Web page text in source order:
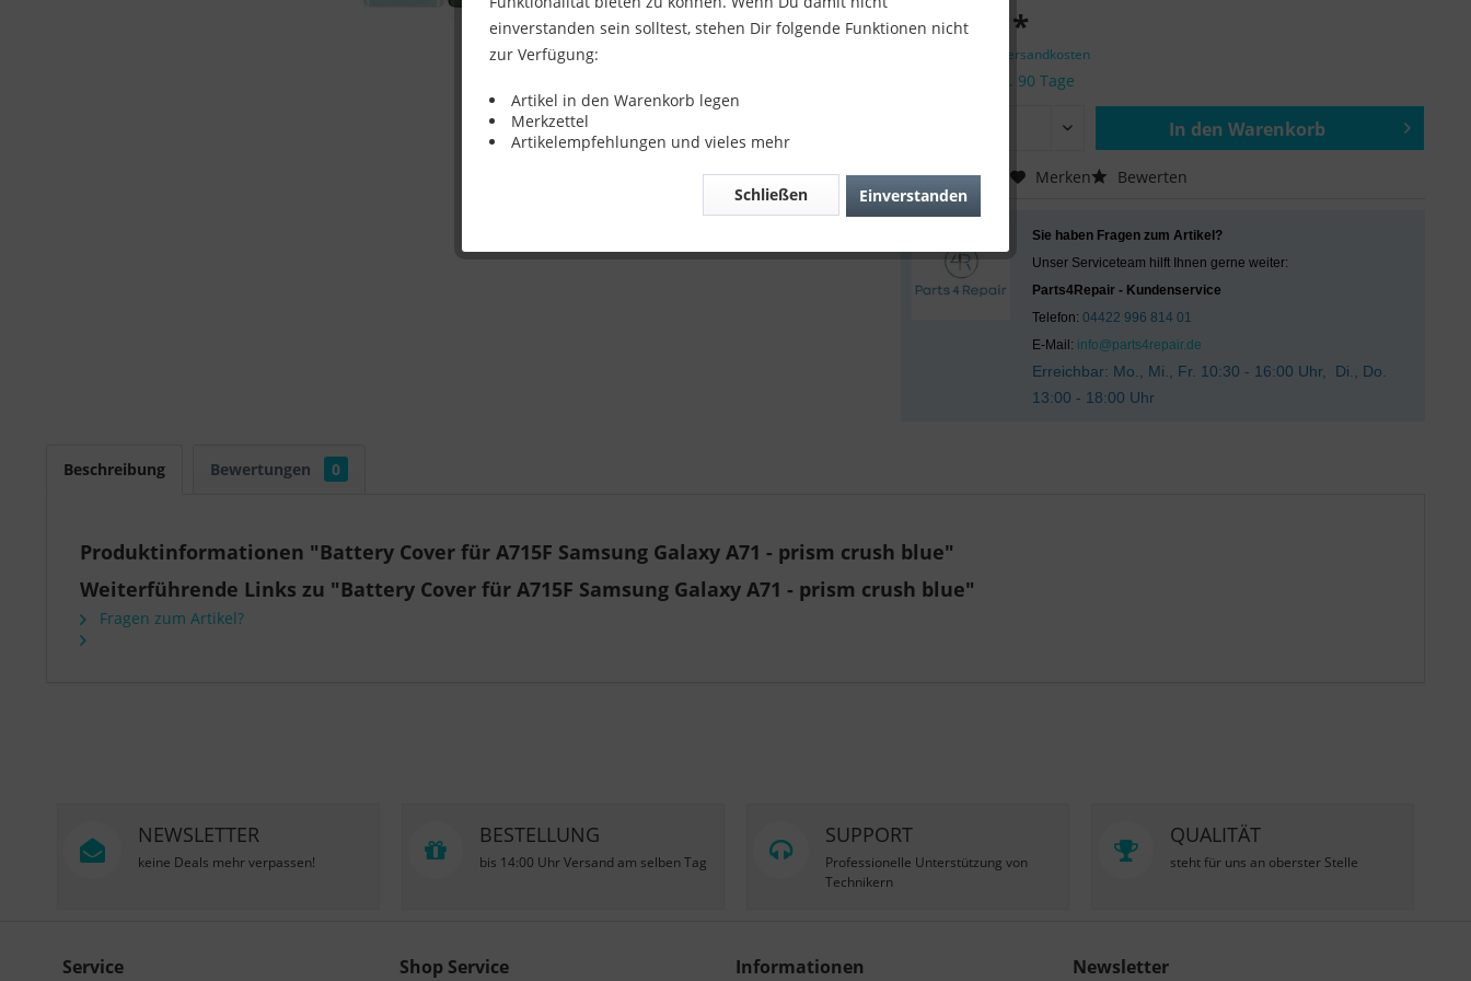
23,90 € *
zzgl. Versandkosten
Lieferzeit ca. 90 Tage
In den Warenkorb
Vergleichen Merken Bewerten
Sie haben Fragen zum Artikel?
Unser Serviceteam hilft Ihnen gerne weiter:
Parts4Repair - Kundenservice
Telefon:04422 996 814 01
E-Mail: info@parts4repair.de
Erreichbar: Mo., Mi., Fr. 10:30 - 16:00 Uhr, Di., Do.
13:00 - 18:00 Uhr
Beschreibung Bewertungen 0
Produktinformationen "Battery Cover für A715F Samsung Galaxy A71 - prism crush blue"
Weiterführende Links zu "Battery Cover für A715F Samsung Galaxy A71 - prism crush blue"
Fragen zum Artikel?
NEWSLETTER
keine Deals mehr verpassen!
BESTELLUNG
bis 14:00 Uhr Versand am selben Tag
SUPPORT
Professionelle Unterstützung von
Technikern
QUALITÄT
steht für uns an oberster Stelle
Service Shop Service Informationen Newsletter
einverstanden sein solltest, stehen Dir folgende Funktionen nicht
zur Verfügung:
Artikel in den Warenkorb legen
Merkzettel
Artikelempfehlungen und vieles mehr
Einverstanden
Schließen